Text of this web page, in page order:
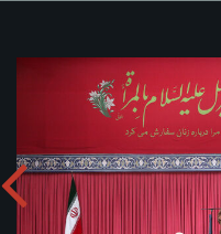
دریافت آلبوم: